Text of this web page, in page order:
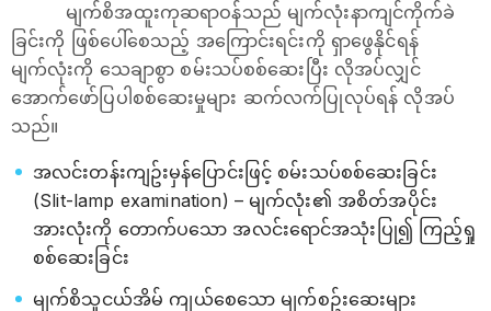
မျက်စိအထူးကုဆရာဝန်သည် မျက်လုံးနာကျင်ကိုက်ခဲ
ခြင်းကို ဖြစ်ပေါ်စေသည့် အကြောင်းရင်းကို ရှာဖွေနိုင်ရန်
မျက်လုံးကို သေချာစွာ စမ်းသပ်စစ်ဆေးပြီး လိုအပ်လျှင်
အောက်ဖော်ပြပါစစ်ဆေးမှုများ ဆက်လက်ပြုလုပ်ရန် လိုအပ်
သည်။
အလင်းတန်းကျဥ်းမှန်ပြောင်းဖြင့် စမ်းသပ်စစ်ဆေးခြင်း
(Slit-lamp examination) – မျက်လုံး၏ အစိတ်အပိုင်း
အားလုံးကို တောက်ပသော အလင်းရောင်အသုံးပြု၍ ကြည့်ရှု
စစ်ဆေးခြင်း
မျက်စိသူငယ်အိမ် ကျယ်စေသော မျက်စဥ်းဆေးများ